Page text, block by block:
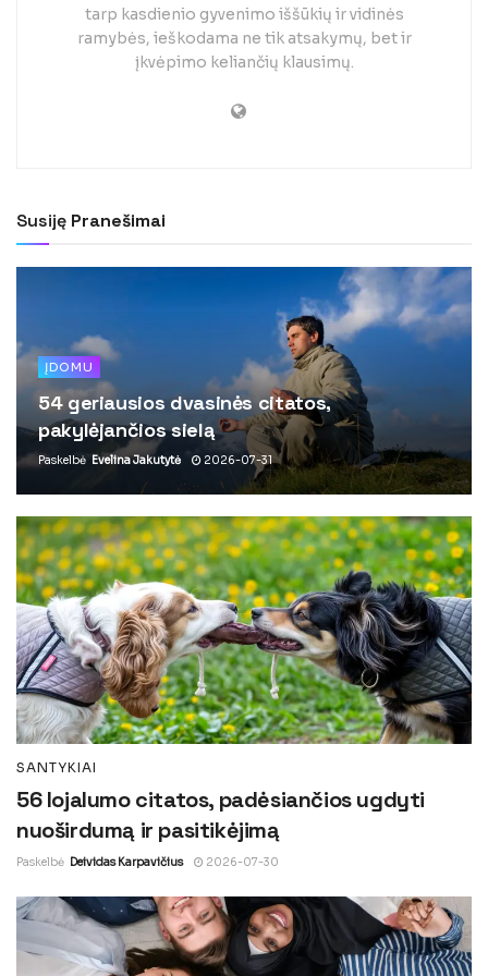
tarp kasdienio gyvenimo iššūkių ir vidinės
ramybės, ieškodama ne tik atsakymų, bet ir
įkvėpimo keliančių klausimų.
Susiję Pranešimai
ĮDOMU
54 geriausios dvasinės citatos,
pakylėjančios sielą
Paskelbė Evelina Jakutytė 2026-07-31
SANTYKIAI
56 lojalumo citatos, padėsiančios ugdyti
nuoširdumą ir pasitikėjimą
Paskelbė Deividas Karpavičius 2026-07-30